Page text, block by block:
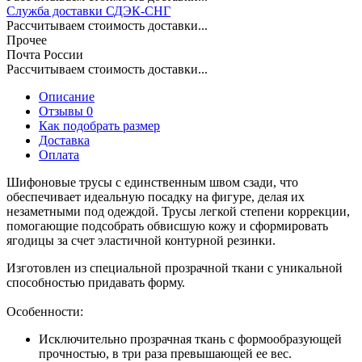
Служба доставки СДЭК-СНГ
Рассчитываем стоимость доставки...
Прочее
Почта России
Рассчитываем стоимость доставки...
Описание
Отзывы 0
Как подобрать размер
Доставка
Оплата
Шифоновые трусы с единственным швом сзади, что
обеспечивает идеальную посадку на фигуре, делая их
незаметными под одеждой. Трусы легкой степени коррекции,
помогающие подсобрать обвисшую кожу и сформировать
ягодицы за счет эластичной контурной резинки.
Изготовлен из специальной прозрачной ткани с уникальной
способностью придавать форму.
Особенности:
Исключительно прозрачная ткань с формообразующей
прочностью, в три раза превышающей ее вес.